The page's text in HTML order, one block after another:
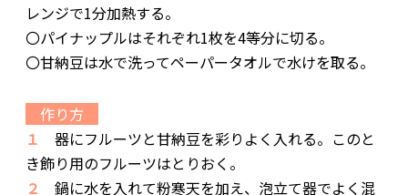
レンジで1分加熱する。
〇パイナップルはそれぞれ1枚を4等分に切る。
〇甘納豆は水で洗ってペーパータオルで水けを取る。
作り方
１
器にフルーツと甘納豆を彩りよく入れる。このと
き飾り用のフルーツはとりおく。
２
鍋に水を入れて粉寒天を加え、泡立て器でよく混